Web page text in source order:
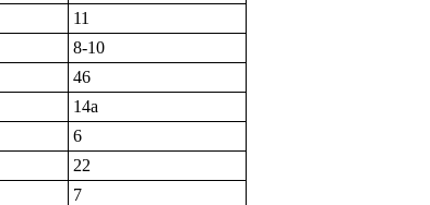
11
8-10
46
14a
6
22
7